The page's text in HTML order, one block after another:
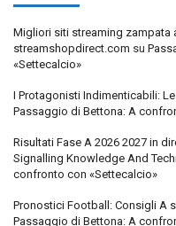
Migliori siti streaming zampata
streamshopdirect.com su
«Settecalcio»
I Protagonisti Indimenticabili:
Passaggio di Bettona: A
Risultati Fase A 2026 2027 in
Signalling Knowledge And
confronto con «Settecalcio»
Pronostici Football: Consigli A
Passaggio di Bettona: A